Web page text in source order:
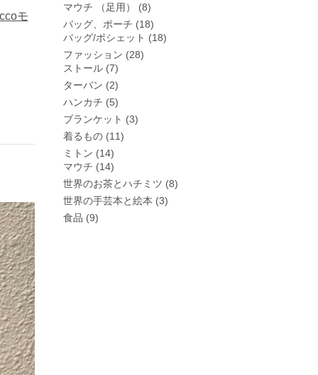
モ
マウチ （足用）
(8)
バッグ、ポーチ (18)
バッグ/ポシェット (18)
ファッション (28)
ストール (7)
ターバン (2)
ハンカチ (5)
ブランケット (3)
着るもの (11)
ミトン (14)
マウチ (14)
世界のお茶とハチミツ (8)
世界の手芸本と絵本 (3)
食品 (9)